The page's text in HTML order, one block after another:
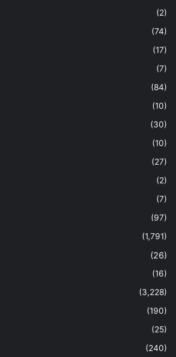
(2)
(74)
(17)
(7)
(84)
(10)
(30)
(10)
(27)
(2)
(7)
(97)
(1,791)
(26)
(16)
(3,228)
(190)
(25)
(240)